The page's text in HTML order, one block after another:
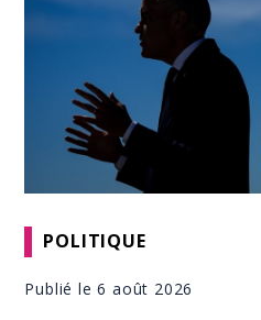
POLITIQUE
Publié le 6 août 2026